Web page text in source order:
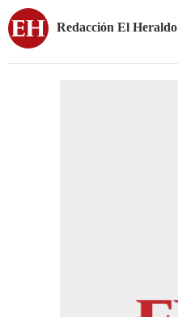
Redacción El Heraldo